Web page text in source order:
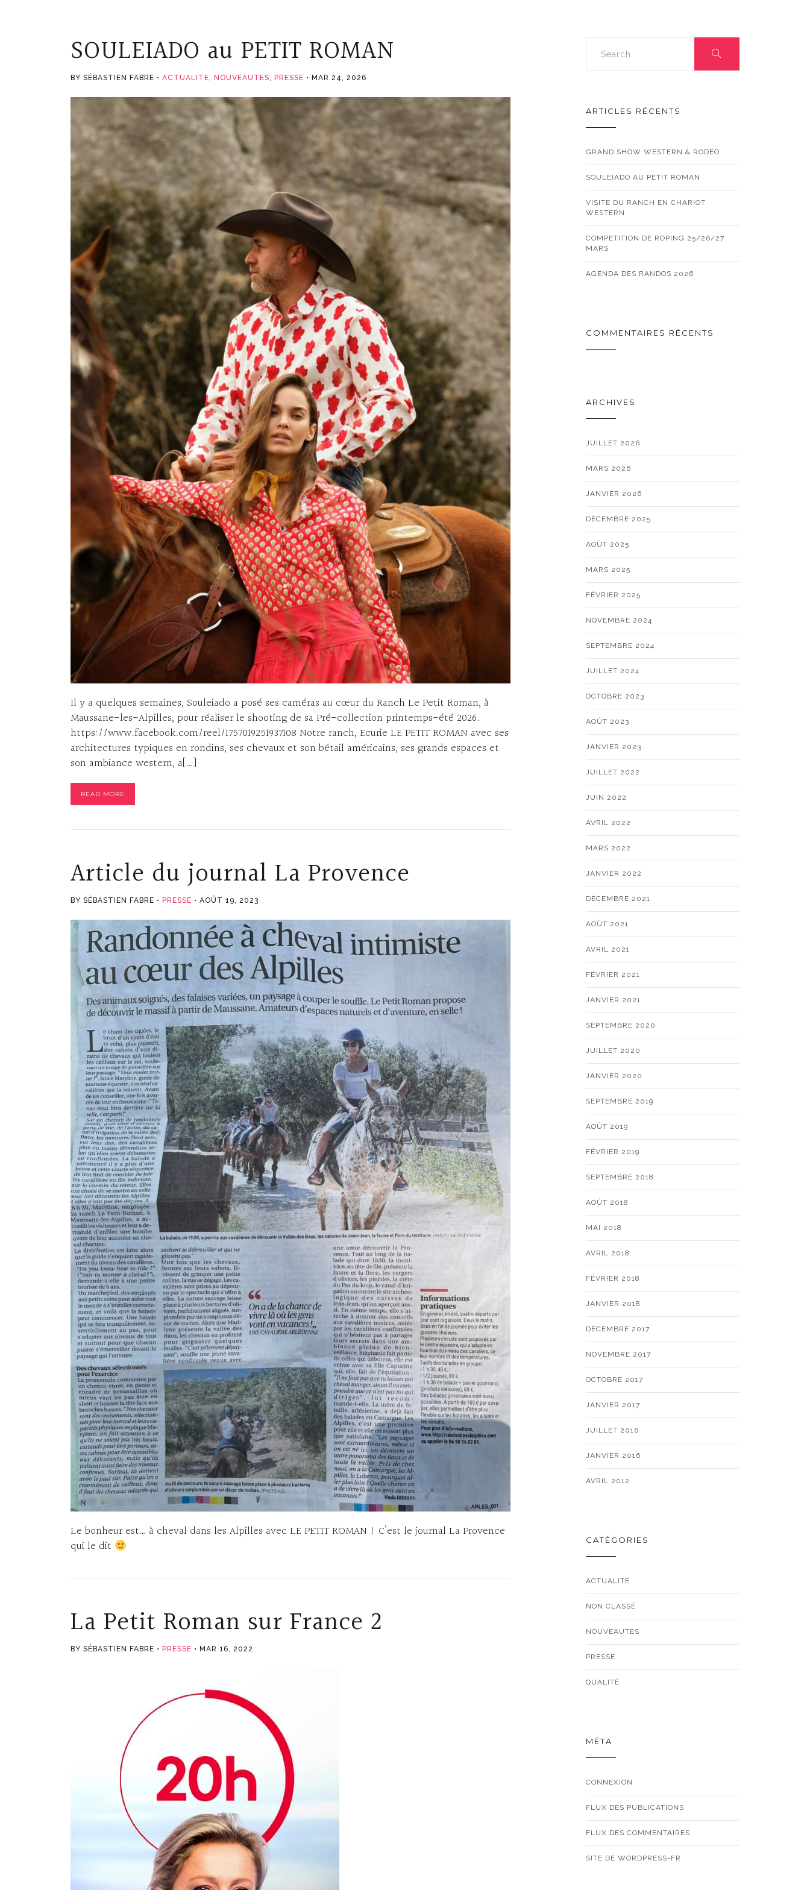
SOULEIADO au PETIT ROMAN
BY SÉBASTIEN FABRE ACTUALITE, NOUVEAUTES, PRESSE MAR 24, 2026
Il y a quelques semaines, Souleiado a posé ses caméras au cœur du Ranch Le Petit Roman, à
Maussane-les-Alpilles, pour réaliser le shooting de sa Pré-collection printemps-été 2026.
https://www.facebook.com/reel/1757019251937108 Notre ranch, Ecurie LE PETIT ROMAN avec ses
architectures typiques en rondins, ses chevaux et son bétail américains, ses grands espaces et
son ambiance western, a[…]
READ MORE
Article du journal La Provence
BY SÉBASTIEN FABRE PRESSE AOÛT 19, 2023
Le bonheur est… à cheval dans les Alpilles avec LE PETIT ROMAN ! C’est le journal La Provence
qui le dit
La Petit Roman sur France 2
BY SÉBASTIEN FABRE PRESSE MAR 16, 2022
ARTICLES RÉCENTS
GRAND SHOW WESTERN & RODÉO
SOULEIADO AU PETIT ROMAN
VISITE DU RANCH EN CHARIOT
WESTERN
COMPETITION DE ROPING 25/26/27
MARS
AGENDA DES RANDOS 2026
COMMENTAIRES RÉCENTS
ARCHIVES
JUILLET 2026
MARS 2026
JANVIER 2026
DÉCEMBRE 2025
AOÛT 2025
MARS 2025
FÉVRIER 2025
NOVEMBRE 2024
SEPTEMBRE 2024
JUILLET 2024
OCTOBRE 2023
AOÛT 2023
JANVIER 2023
JUILLET 2022
JUIN 2022
AVRIL 2022
MARS 2022
JANVIER 2022
DÉCEMBRE 2021
AOÛT 2021
AVRIL 2021
FÉVRIER 2021
JANVIER 2021
SEPTEMBRE 2020
JUILLET 2020
JANVIER 2020
SEPTEMBRE 2019
AOÛT 2019
FÉVRIER 2019
SEPTEMBRE 2018
AOÛT 2018
MAI 2018
AVRIL 2018
FÉVRIER 2018
JANVIER 2018
DÉCEMBRE 2017
NOVEMBRE 2017
OCTOBRE 2017
JANVIER 2017
JUILLET 2016
JANVIER 2016
AVRIL 2012
CATÉGORIES
ACTUALITE
NON CLASSÉ
NOUVEAUTES
PRESSE
QUALITÉ
MÉTA
CONNEXION
FLUX DES PUBLICATIONS
FLUX DES COMMENTAIRES
SITE DE WORDPRESS-FR